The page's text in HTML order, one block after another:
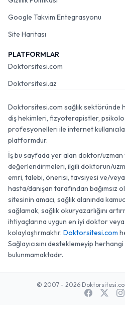
Google Takvim Entegrasyonu
Site Haritası
PLATFORMLAR
Doktorsitesi.com
Doktorsitesi.az
Doktorsitesi.com sağlık sektöründe
diş hekimleri, fizyoterapistler,
profesyonelleri ile internet
platformdur.
İş bu sayfada yer alan doktor/uzman
değerlendirmeleri, ilgili doktorun/
emri, talebi, önerisi, tavsiyesi ve/veya
hasta/danışan tarafından bağımsız
sitesinin amacı, sağlık alanında
sağlamak, sağlık okuryazarlığını
ihtiyaçlarına uygun en iyi doktor veya
kolaylaştırmaktır. Doktorsitesi.com
Sağlayıcısını desteklemeyip
bulunmamaktadır.
© 2007 - 2026